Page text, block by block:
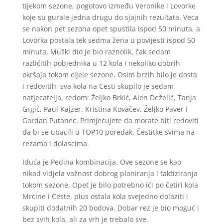
tijekom sezone, pogotovo između Veronike i Lovorke
koje su gurale jedna drugu do sjajnih rezultata. Veca
se nakon pet sezona opet spustila ispod 50 minuta, a
Lovorka postala tek sedma žena u povijesti ispod 50
minuta. Muški dio je bio raznolik, čak sedam
različitih pobjednika u 12 kola i nekoliko dobrih
okršaja tokom cijele sezone. Osim brzih bilo je dosta
i redovitih, sva kola na Cesti skupilo je sedam
natjecatelja, redom: Željko Brkić, Alen Deželić, Tanja
Grgić, Paul Kajzer, Kristina Kovačev, Željko Paver i
Gordan Putanec. Primjećujete da morate biti redoviti
da bi se ubacili u TOP10 poredak. Čestitke svima na
rezama i dolascima.
Iduća je Pedina kombinacija. Ove sezone se kao
nikad vidjela važnost dobrog planiranja i taktiziranja
tokom sezone. Opet je bilo potrebno ići po četiri kola
Mrcine i Ceste, plus ostala kola svejedno dolaziti i
skupiti dodatnih 20 bodova. Dobar rez je bio moguć i
bez svih kola, ali za vrh je trebalo sve.